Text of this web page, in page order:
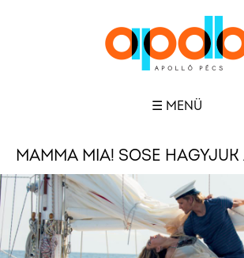
☰ MENÜ
MAMMA MIA! SOSE HAGYJUK